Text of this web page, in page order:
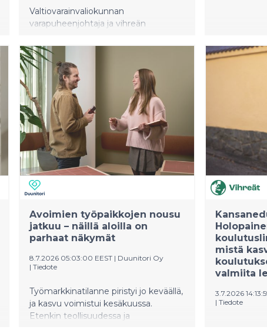
Valtiovarainvaliokunnan
varapuheenjohtaja ja vihreän
Saara Hyrkkö kritisoi
valtiovarainministeri Riikka Purran
budjettiesitystä tavallisten
suomalaisten huolien sivuuttamisesta
ja bensan heittämisestä
ympäristökriisien liekkeihin.
Avoimien työpaikkojen nousu
jatkuu – näillä aloilla on
parhaat näkymät
8.7.2026 05:03:00 EEST | Duunitori Oy
| Tiedote
Työmarkkinatilanne piristyi jo keväällä,
ja kasvu voimistui kesäkuussa.
Etenkin teollisuudessa ja
mistä
valmiita
3.7.2026
| Tiedote